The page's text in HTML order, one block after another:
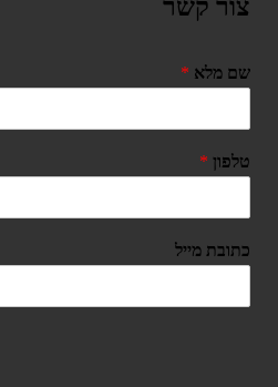
צור קשר
שם מלא *
טלפון *
כתובת מייל